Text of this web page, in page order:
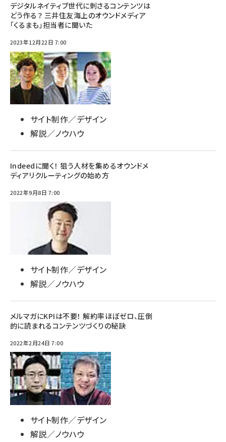
デジタルネイティブ世代に刺さるコンテンツは
どう作る？ 三井住友海上のオウンドメディア
「くるまも」担当者に聞いた
2023年12月22日 7:00
サイト制作／デザイン
解説／ノウハウ
Indeedに聞く！ 狙う人材を集めるオウンドメ
ディアリクルーティングの始め方
2022年9月8日 7:00
サイト制作／デザイン
解説／ノウハウ
メルマガにKPIは不要！ 解約率ほぼゼロ、圧倒
的に読まれるコンテンツづくりの秘訣
2022年2月24日 7:00
サイト制作／デザイン
解説／ノウハウ